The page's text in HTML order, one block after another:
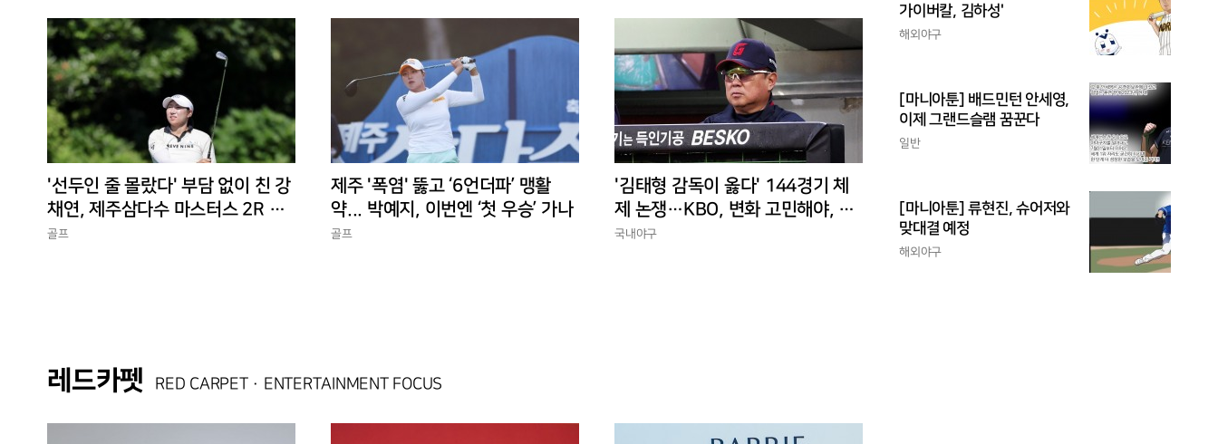
'선두인 줄 몰랐다' 부담 없이 친 강
채연, 제주삼다수 마스터스 2R 단
독 선두
골프
제주 '폭염' 뚫고 ‘6언더파’ 맹활
약... 박예지, 이번엔 ‘첫 우승’ 가나
골프
'김태형 감독이 옳다' 144경기 체
제 논쟁…KBO, 변화 고민해야, 환
경에 맞는 경기 수가 바람직
국내야구
레드카펫 RED CARPET · ENTERTAINMENT FOCUS
가이버칼, 김하성'
해외야구
[마니아툰] 배드민턴 안세영,
이제 그랜드슬램 꿈꾼다
일반
[마니아툰] 류현진, 슈어저와
맞대결 예정
해외야구